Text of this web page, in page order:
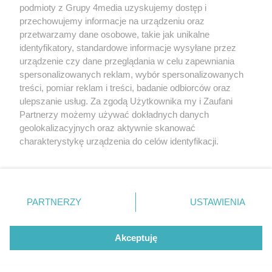
Redakcja Reklama Prywatność
Praca Łódź
the:protocol
Facebook.com
Youtube.com
podmioty z Grupy 4media uzyskujemy dostęp i
przechowujemy informacje na urządzeniu oraz
przetwarzamy dane osobowe, takie jak unikalne
identyfikatory, standardowe informacje wysyłane przez
urządzenie czy dane przeglądania w celu zapewniania
spersonalizowanych reklam, wybór spersonalizowanych
treści, pomiar reklam i treści, badanie odbiorców oraz
ulepszanie usług. Za zgodą Użytkownika my i Zaufani
Partnerzy możemy używać dokładnych danych
geolokalizacyjnych oraz aktywnie skanować
charakterystykę urządzenia do celów identyfikacji.
zmienić/wycofać klikając przycisk ustawień prywatności
znajdujący się w lewym dolnym rogu strony
. Niektóre
użytkownika, ale masz prawo sprzeciwić się takiemu
przetwarzaniu. Preferencje będą miały zastosowania tylko
PARTNERZY USTAWIENIA
Akceptuję